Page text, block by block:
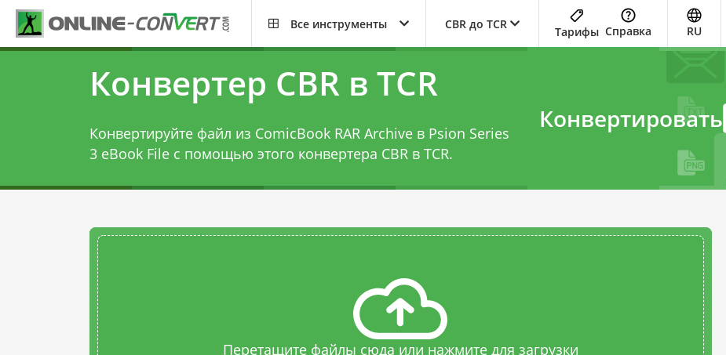
Все инструменты CBR до TCR
Тарифы Справка RU
Конвертер CBR в TCR
Конвертируйте файл из ComicBook RAR Archive в Psion Series
3 eBook File с помощью этого конвертера CBR в TCR.
Конвертировать
Перетащите файлы сюда или нажмите для загрузки